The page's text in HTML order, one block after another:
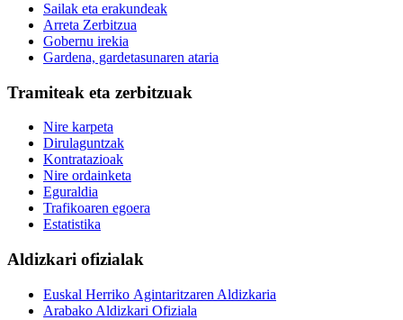
Sailak eta erakundeak
Arreta Zerbitzua
Gobernu irekia
Gardena, gardetasunaren ataria
Tramiteak eta zerbitzuak
Nire karpeta
Dirulaguntzak
Kontratazioak
Nire ordainketa
Eguraldia
Trafikoaren egoera
Estatistika
Aldizkari ofizialak
Euskal Herriko Agintaritzaren Aldizkaria
Arabako Aldizkari Ofiziala